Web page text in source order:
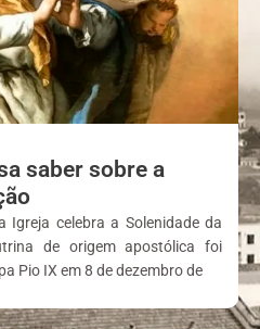
saber sobre a
Igreja celebra a Solenidade da
de origem apostólica foi
Pio IX em 8 de dezembro de